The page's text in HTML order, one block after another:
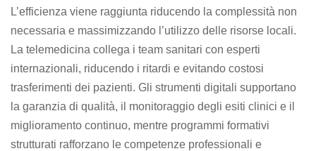
L’efficienza viene raggiunta riducendo la complessità non
necessaria e massimizzando l’utilizzo delle risorse locali.
La telemedicina collega i team sanitari con esperti
internazionali, riducendo i ritardi e evitando costosi
trasferimenti dei pazienti. Gli strumenti digitali supportano
la garanzia di qualità, il monitoraggio degli esiti clinici e il
miglioramento continuo, mentre programmi formativi
strutturati rafforzano le competenze professionali e